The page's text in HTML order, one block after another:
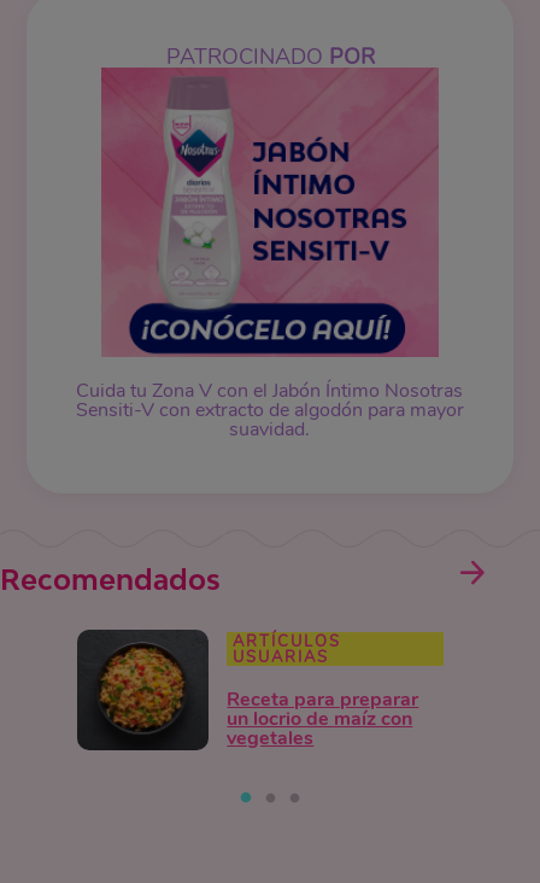
PATROCINADO POR
Cuida tu Zona V con el Jabón Íntimo Nosotras
Sensiti-V con extracto de algodón para mayor
suavidad.
Recomendados
ARTÍCULOS
USUARIAS
Receta para preparar
un locrio de maíz con
vegetales